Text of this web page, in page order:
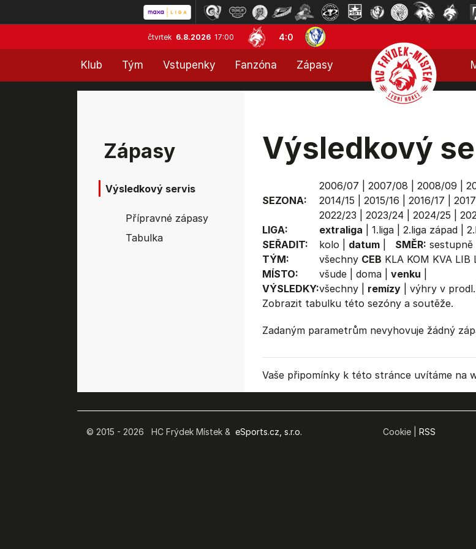
čtvrtek 6.8.2026 17:00 4:0
Klub Tým Vstupenky Fanzóna Zápasy
Zápasy
Výsledkový servis
Přípravné zápasy
Tabulka
Výsledkový
SEZONA:
2006/07 2007/08 2008/09
2014/15
2015/16 2016/17
2022/23
2023/24 2024/25
LIGA:
extraliga 1.liga| 2.liga západ|
SEŘADIT:
kolo datum| SMĚR: sestupně|
TÝM:
všechny CEB KLA KOM KVA LIB
MÍSTO:
všude| doma| venku
VÝSLEDKY:všechny| remízy| výhry v prodl.
Zobrazit tabulkutéto sezóny a soutěže.
Zadaným parametrům nevyhovuje žádný
Vaše připomínky k této stránce uvítáme na
© 2015 - 2026 HC Frýdek Místek &eSports.cz, s.r.o. Cookie | RSS